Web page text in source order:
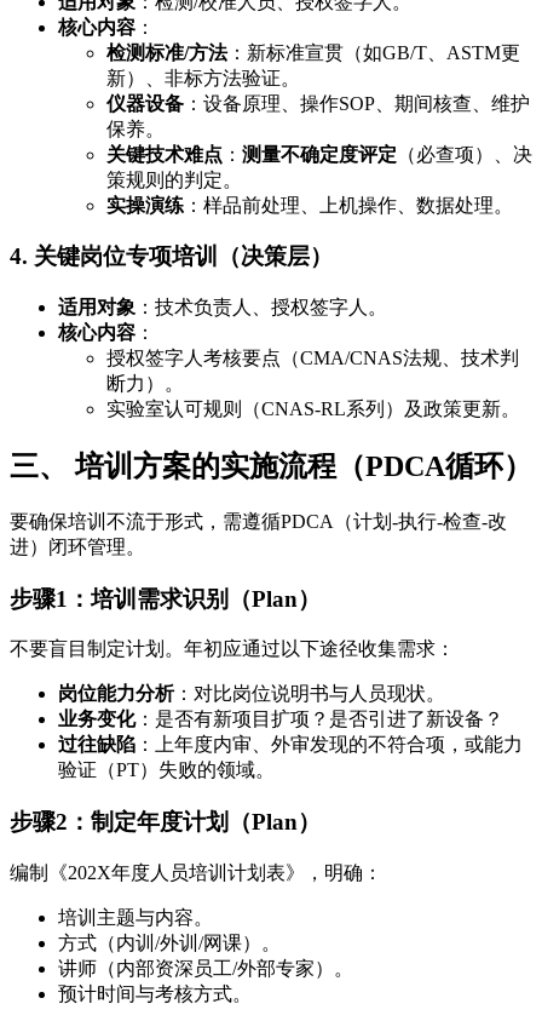
核心内容 ：
检测标准/方法：新标准宣贯（如GB/T、ASTM更
新）、非标方法验证。
仪器设备 ：设备原理、操作SOP、期间核查、维护
保养。
关键技术难点 ： 测量不确定度评定 （必查项）、决
策规则的判定。
实操演练 ：样品前处理、上机操作、数据处理。
4. 关键岗位专项培训（决策层）
适用对象 ：技术负责人、授权签字人。
核心内容 ：
授权签字人考核要点（CMA/CNAS法规、技术判
断力）。
实验室认可规则（CNAS-RL系列）及政策更新。
三、 培训方案的实施流程（PDCA循环）
要确保培训不流于形式，需遵循PDCA（计划-执行-检查-改
进）闭环管理。
步骤1：培训需求识别（Plan）
不要盲目制定计划。年初应通过以下途径收集需求：
岗位能力分析：对比岗位说明书与人员现状。
业务变化：是否有新项目扩项？是否引进了新设备？
过往缺陷 ：上年度内审、外审发现的不符合项，或能力
验证（PT）失败的领域。
步骤2：制定年度计划（Plan）
编制《202X年度人员培训计划表》，明确：
培训主题与内容。
方式（内训/外训/网课）。
讲师（内部资深员工/外部专家）。
预计时间与考核方式。